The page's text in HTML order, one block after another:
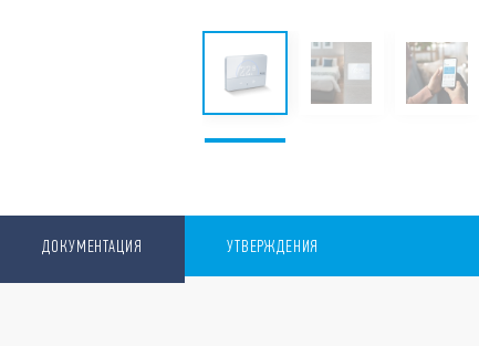
ДОКУМЕНТАЦИЯ УТВЕРЖДЕНИЯ